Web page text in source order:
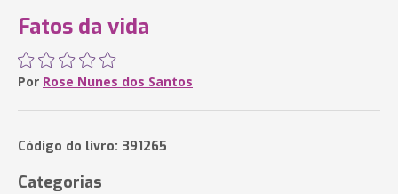
Fatos da vida
Por Rose Nunes dos Santos
Código do livro: 391265
Categorias